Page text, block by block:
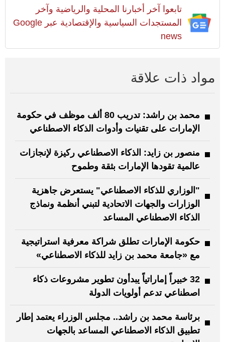
تابعوا آخر أخبارنا المحلية والرياضية وآخر
المستجدات السياسية والإقتصادية عبر Google
news
مواد ذات علاقة
محمد بن راشد: تدريب 80 ألف موظف في حكومة
الإمارات على تقنيات وأدوات الذكاء الاصطناعي
منصور بن زايد: الذكاء الاصطناعي ركيزة لإنجازات
عالمية تقودها الإمارات بثقة وطموح
"الوزاري للذكاء الاصطناعي" يستعرض جاهزية
الوزارات والجهات الاتحادية لتبني أنظمة ونماذج
الذكاء الاصطناعي المساعد
حكومة الإمارات تطلق شراكة معرفية استراتيجية
مع «جامعة محمد بن زايد للذكاء الاصطناعي»
32 خبيراً إماراتياً يبدأون تطوير مشروعات ذكاء
اصطناعي تدعم أولويات الدولة
برئاسة محمد بن راشد.. مجلس الوزراء يعتمد إطار
تطبيق الذكاء الاصطناعي المساعد بالجهات